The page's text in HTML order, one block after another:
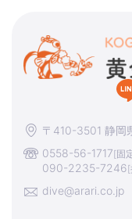
〒410-3501 静岡
0558-56-1717[固
090-2235-7246
dive@arari.co.jp